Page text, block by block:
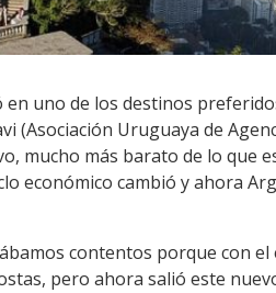
uno de los destinos
(Asociación Uruguaya de
mucho más barato de lo que
económico cambió y ahora
contentos porque con
pero ahora salió este